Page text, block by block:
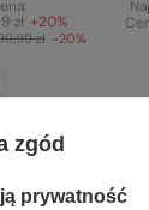
zł +20%
zł -20%
Promocja
zgód
prywatność